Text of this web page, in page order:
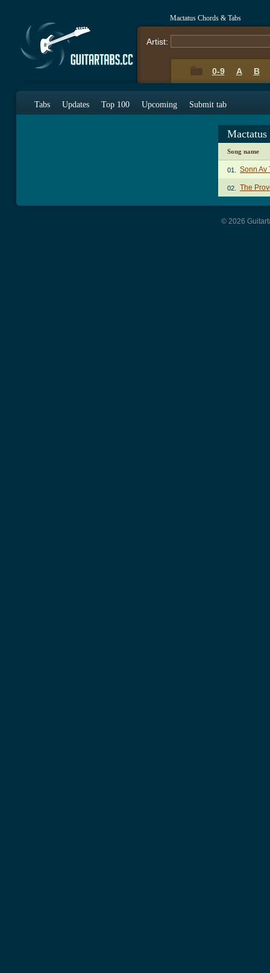
Mactatus Chords & Tabs
Artist:
0-9 A B
Tabs Updates Top 100 Upcoming Submit tab
Song name
01. Sonn Av
02. The
© 2026